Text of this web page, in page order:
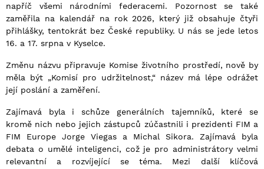
napříč všemi národními federacemi. Pozornost se také
zaměřila na kalendář na rok 2026, který již obsahuje čtyři
přihlášky, tentokrát bez České republiky. U nás se jede letos
16. a 17. srpna v Kyselce.
Změnu názvu připravuje Komise životního prostředí, nově by
měla být „Komisí pro udržitelnost,“ název má lépe odrážet
její poslání a zaměření.
Zajímavá byla i schůze generálních tajemníků, které se
kromě nich nebo jejich zástupců zúčastnili i prezidenti FIM a
FIM Europe Jorge Viegas a Michal Sikora. Zajímavá byla
debata o umělé inteligenci, což je pro administrátory velmi
relevantní a rozvíjející se téma. Mezi další klíčová